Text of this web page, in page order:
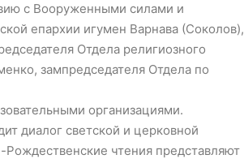
с Вооруженными силами и
епархии игумен Варнава (Соколов),
Отдела религиозного
зампредседателя Отдела по
организациями.
диалог светской и церковной
чтения представляют